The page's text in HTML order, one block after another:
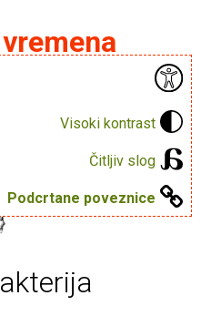
Visoki kontrast
Čitljiv slog
Podcrtane poveznice
puno knjiga.